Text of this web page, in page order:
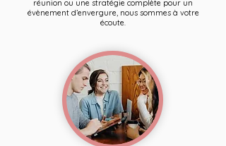
réunion ou une stratégie complète pour un
évènement d’envergure, nous sommes à votre
écoute.